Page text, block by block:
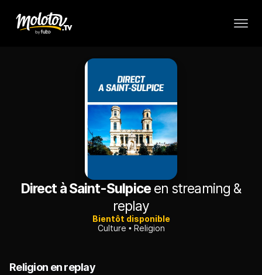
Direct à Saint-Sulpiceen streaming &
replay
Bientôt disponible
Culture
Religion
Religion en replay